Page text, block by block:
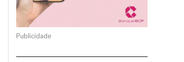
Publicidade